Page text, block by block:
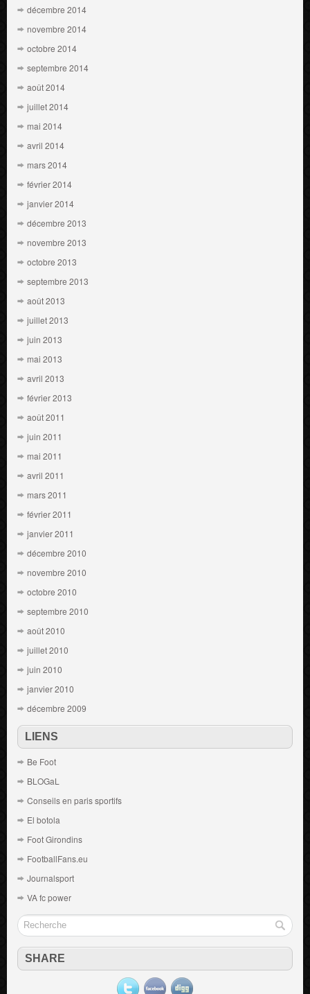
décembre 2014
novembre 2014
octobre 2014
septembre 2014
août 2014
juillet 2014
mai 2014
avril 2014
mars 2014
février 2014
janvier 2014
décembre 2013
novembre 2013
octobre 2013
septembre 2013
août 2013
juillet 2013
juin 2013
mai 2013
avril 2013
février 2013
août 2011
juin 2011
mai 2011
avril 2011
mars 2011
février 2011
janvier 2011
décembre 2010
novembre 2010
octobre 2010
septembre 2010
août 2010
juillet 2010
juin 2010
janvier 2010
décembre 2009
LIENS
Be Foot
BLOGaL
Conseils en paris sportifs
El botola
Foot Girondins
FootballFans.eu
Journalsport
VA fc power
SHARE